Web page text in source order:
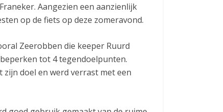
Aangezien een aanzienlijk
op de fiets op deze zomeravond.
Zeerobben die keeper Ruurd
tot 4 tegendoelpunten.
zijn doel en werd verrast met een